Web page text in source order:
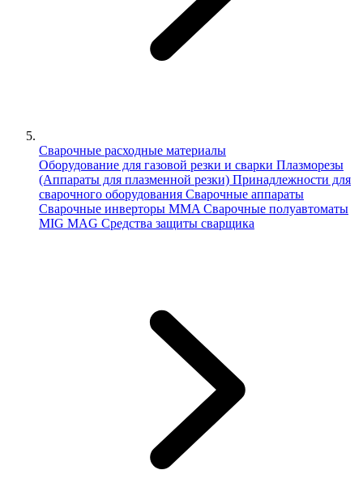
Сварочные расходные материалы
Оборудование для газовой резки и сварки Плазморезы
(Аппараты для плазменной резки) Принадлежности для
сварочного оборудования Сварочные аппараты
Сварочные инверторы MMA Сварочные полуавтоматы
MIG MAG Средства защиты сварщика